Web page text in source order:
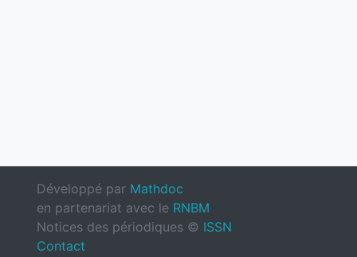
Développé par Mathdoc
en partenariat avec le RNBM
Notices des périodiques © ISSN
Contact